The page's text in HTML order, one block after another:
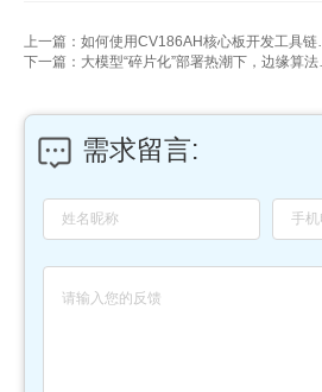
需求留言: